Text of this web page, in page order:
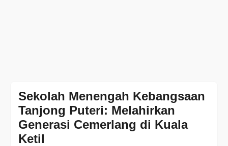
Sekolah Menengah Kebangsaan
Tanjong Puteri: Melahirkan
Generasi Cemerlang di Kuala
Ketil